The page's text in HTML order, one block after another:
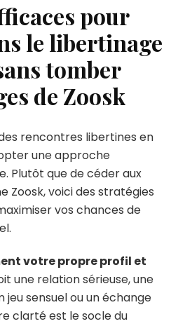
pour
le libertinage
tomber
de Zoosk
rencontres libertines en
une approche
Plutôt que de céder aux
Zoosk, voici des stratégies
vos chances de
votre propre profil et
une relation sérieuse, une
jeu sensuel ou un échange
clarté est le socle du